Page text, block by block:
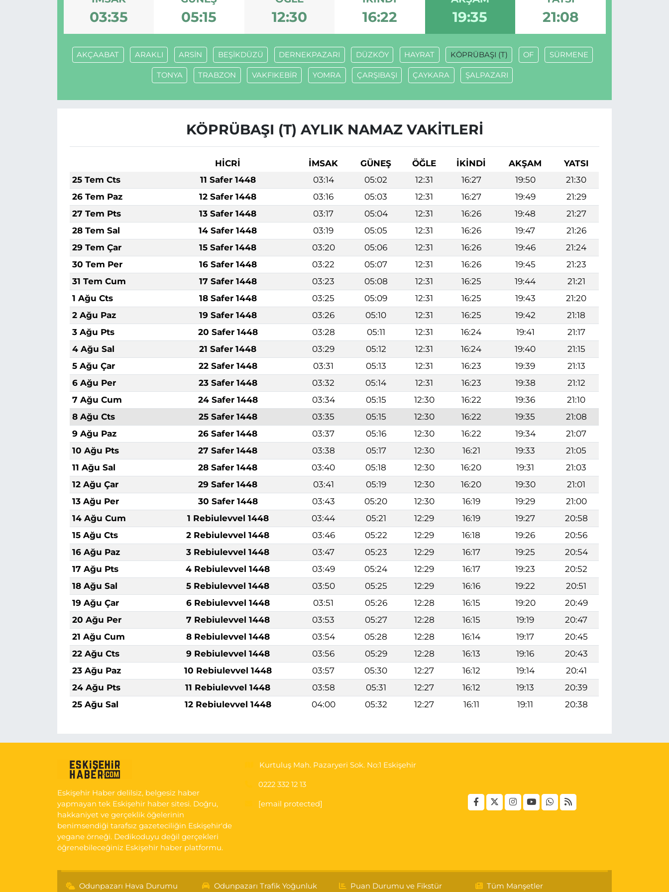
03:35 05:15 12:30 16:22 19:35 21:08
AKÇAABAT ARAKLI ARSİN BEŞİKDÜZÜ DERNEKPAZARI DÜZKÖY HAYRAT KÖPRÜBAŞI (T) OF SÜRMENE
TONYA TRABZON VAKFIKEBİR YOMRA ÇARŞIBAŞI ÇAYKARA ŞALPAZARI
KÖPRÜBAŞI (T) AYLIK NAMAZ VAKITLERI
HİCRİ İMSAK GÜNEŞ ÖĞLE İKINDI AKŞAM
YATSI
25 Tem Cts
11 Safer 1448 03:14 05:02 12:31 16:27 19:50
21:30
26 Tem Paz
12 Safer 1448 03:16 05:03 12:31 16:27 19:49
21:29
27 Tem Pts
13 Safer 1448 03:17 05:04 12:31 16:26 19:48
21:27
28 Tem Sal
14 Safer 1448 03:19 05:05 12:31 16:26 19:47
21:26
29 Tem Çar
15 Safer 1448 03:20 05:06 12:31 16:26 19:46
21:24
30 Tem Per
16 Safer 1448 03:22 05:07 12:31 16:26 19:45
21:23
31 Tem Cum
17 Safer 1448 03:23 05:08 12:31 16:25 19:44
21:21
1 Ağu Cts
18 Safer 1448 03:25 05:09 12:31 16:25 19:43
21:20
2 Ağu Paz
19 Safer 1448 03:26 05:10 12:31 16:25 19:42
21:18
3 Ağu Pts
20 Safer 1448 03:28 05:11 12:31 16:24 19:41
21:17
4 Ağu Sal
21 Safer 1448 03:29 05:12 12:31 16:24 19:40
21:15
5 Ağu Çar
22 Safer 1448 03:31 05:13 12:31 16:23 19:39
21:13
6 Ağu Per
23 Safer 1448 03:32 05:14 12:31 16:23 19:38
21:12
7 Ağu Cum
24 Safer 1448 03:34 05:15 12:30 16:22 19:36
21:10
8 Ağu Cts
25 Safer 1448 03:35 05:15 12:30 16:22 19:35
21:08
9 Ağu Paz
26 Safer 1448 03:37 05:16 12:30 16:22 19:34
21:07
10 Ağu Pts
27 Safer 1448 03:38 05:17 12:30 16:21 19:33
21:05
11 Ağu Sal
28 Safer 1448 03:40 05:18 12:30 16:20 19:31
21:03
12 Ağu Çar
29 Safer 1448 03:41 05:19 12:30 16:20 19:30
21:01
13 Ağu Per
30 Safer 1448 03:43 05:20 12:30 16:19 19:29
21:00
14 Ağu Cum
1 Rebiulevvel 1448 03:44 05:21 12:29 16:19 19:27
20:58
15 Ağu Cts
2 Rebiulevvel 1448 03:46 05:22 12:29 16:18 19:26
20:56
16 Ağu Paz
3 Rebiulevvel 1448 03:47 05:23 12:29 16:17 19:25
20:54
17 Ağu Pts
4 Rebiulevvel 1448 03:49 05:24 12:29 16:17 19:23
20:52
18 Ağu Sal
5 Rebiulevvel 1448 03:50 05:25 12:29 16:16 19:22
20:51
19 Ağu Çar
6 Rebiulevvel 1448 03:51 05:26 12:28 16:15 19:20
20:49
20 Ağu Per
7 Rebiulevvel 1448 03:53 05:27 12:28 16:15 19:19
20:47
21 Ağu Cum
8 Rebiulevvel 1448 03:54 05:28 12:28 16:14 19:17
20:45
22 Ağu Cts
9 Rebiulevvel 1448 03:56 05:29 12:28 16:13 19:16
20:43
23 Ağu Paz
10 Rebiulevvel 1448 03:57 05:30 12:27 16:12 19:14
20:41
24 Ağu Pts
11 Rebiulevvel 1448 03:58 05:31 12:27 16:12 19:13
20:39
25 Ağu Sal
12 Rebiulevvel 1448 04:00 05:32 12:27 16:11 19:11 20:38
Eskişehir Haber delilsiz, belgesiz haber
yapmayan tek Eskişehir haber sitesi. Doğru,
hakkaniyet ve gerçeklik öğelerinin
benimsendiği tarafsız gazeteciliğin Eskişehir'de
yegane örneği. Dedikoduyu değil gerçekleri
öğrenebileceğiniz Eskişehir haber platformu.
Kurtuluş Mah. Pazaryeri Sok. No:1 Eskişehir
0222 332 12 13
[email protected]
Odunpazarı Hava Durumu Odunpazarı Trafik Yoğunluk Puan Durumu ve Fikstür Tüm Manşetler